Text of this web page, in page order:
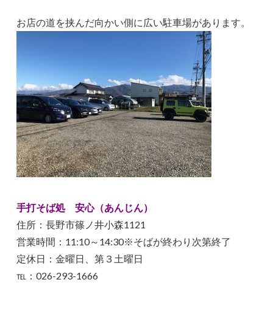
お店の道を挟んだ向かい側に広い駐車場があります。
手打そば処 安心（あんじん）
住所：長野市篠ノ井小森1121
営業時間：11:10～14:30※そばが終わり次第終了
定休日：金曜日、第３土曜日
℡：026-293-1666